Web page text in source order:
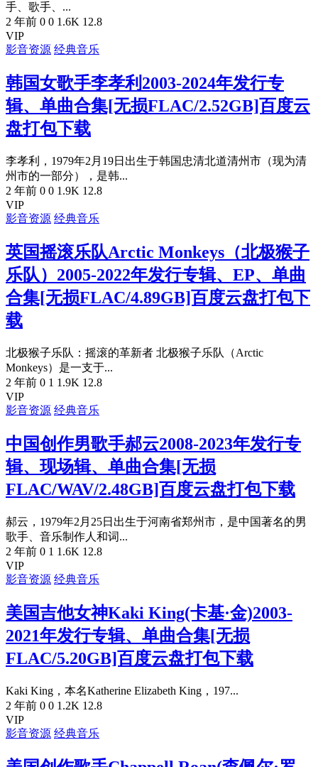
手、歌手、...
2 年前 0 0 1.6K 12.8
VIP
影音资源 经典音乐
韩国女歌手李孝利2003-2024年发行专
辑、单曲合集[无损FLAC/2.52GB]百度云
盘打包下载
李孝利，1979年2月19日出生于韩国忠清北道清州市（现为清
州市的一部分），是韩...
2 年前 0 0 1.9K 12.8
VIP
影音资源 经典音乐
英国摇滚乐队Arctic Monkeys（北极猴子
乐队）2005-2022年发行专辑、EP、单曲
合集[无损FLAC/4.89GB]百度云盘打包下
载
北极猴子乐队：摇滚的革新者 北极猴子乐队（Arctic
Monkeys）是一支于...
2 年前 0 1 1.9K 12.8
VIP
影音资源 经典音乐
中国创作男歌手郝云2008-2023年发行专
辑、现场辑、单曲合集[无损
FLAC/WAV/2.48GB]百度云盘打包下载
郝云，1979年2月25日出生于河南省郑州市，是中国著名的男
歌手、音乐制作人和词...
2 年前 0 1 1.6K 12.8
VIP
影音资源 经典音乐
美国吉他女神Kaki King(卡基·金)2003-
2021年发行专辑、单曲合集[无损
FLAC/5.20GB]百度云盘打包下载
Kaki King，本名Katherine Elizabeth King，197...
2 年前 0 0 1.2K 12.8
VIP
影音资源 经典音乐